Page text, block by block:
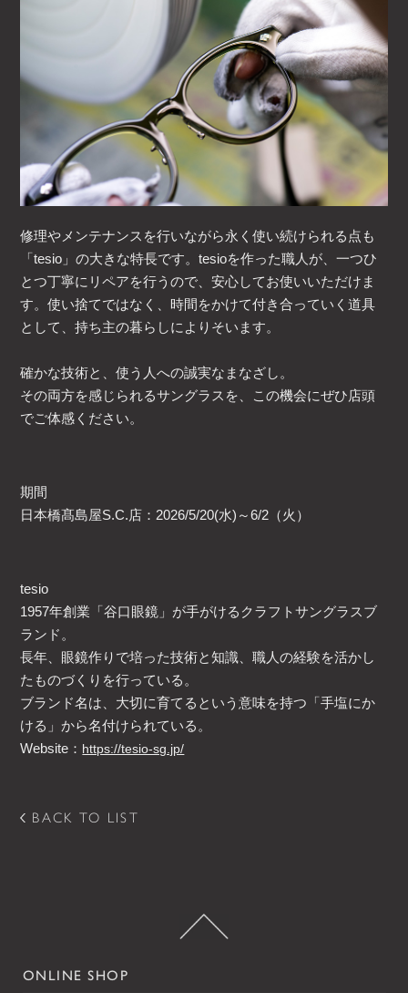
修理やメンテナンスを行いながら永く使い続けられる点も
「tesio」の大きな特長です。tesioを作った職人が、一つひ
とつ丁寧にリペアを行うので、安心してお使いいただけま
す。使い捨てではなく、時間をかけて付き合っていく道具
として、持ち主の暮らしによりそいます。
確かな技術と、使う人への誠実なまなざし。
その両方を感じられるサングラスを、この機会にぜひ店頭
でご体感ください。
期間
日本橋髙島屋S.C.店：2026/5/20(水)～6/2（火）
tesio
1957年創業「谷口眼鏡」が手がけるクラフトサングラスブ
ランド。
長年、眼鏡作りで培った技術と知識、職人の経験を活かし
たものづくりを行っている。
ブランド名は、大切に育てるという意味を持つ「手塩にか
ける」から名付けられている。
Website： https://tesio-sg.jp/
BACK TO LIST
ONLINE SHOP